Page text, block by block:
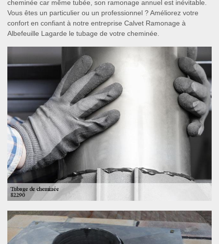
cheminée car même tubée, son ramonage annuel est inévitable.
Vous êtes un particulier ou un professionnel ? Améliorez votre
confort en confiant à notre entreprise Calvet Ramonage à
Albefeuille Lagarde le tubage de votre cheminée.